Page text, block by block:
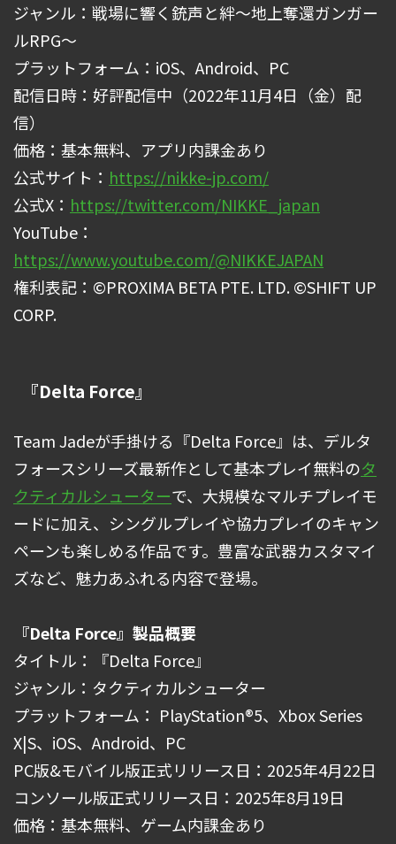
ジャンル：戦場に響く銃声と絆～地上奪還ガンガー
ルRPG～
プラットフォーム：iOS、Android、PC
配信日時：好評配信中（2022年11月4日（金）配
信）
価格：基本無料、アプリ内課金あり
公式サイト： https://nikke-jp.com/
公式X： https://twitter.com/NIKKE_japan
YouTube：
https://www.youtube.com/@NIKKEJAPAN
権利表記：©PROXIMA BETA PTE. LTD. ©SHIFT UP
CORP.
『Delta Force』
Team Jadeが手掛ける『Delta Force』は、デルタ
フォースシリーズ最新作として基本プレイ無料のタ
クティカルシューターで、大規模なマルチプレイモ
ードに加え、シングルプレイや協力プレイのキャン
ペーンも楽しめる作品です。豊富な武器カスタマイ
ズなど、魅力あふれる内容で登場。
『Delta Force』製品概要
タイトル：『Delta Force』
ジャンル：タクティカルシューター
プラットフォーム： PlayStation®5、Xbox Series
X|S、iOS、Android、PC
PC版&モバイル版正式リリース日：2025年4月22日
コンソール版正式リリース日：2025年8月19日
価格：基本無料、ゲーム内課金あり